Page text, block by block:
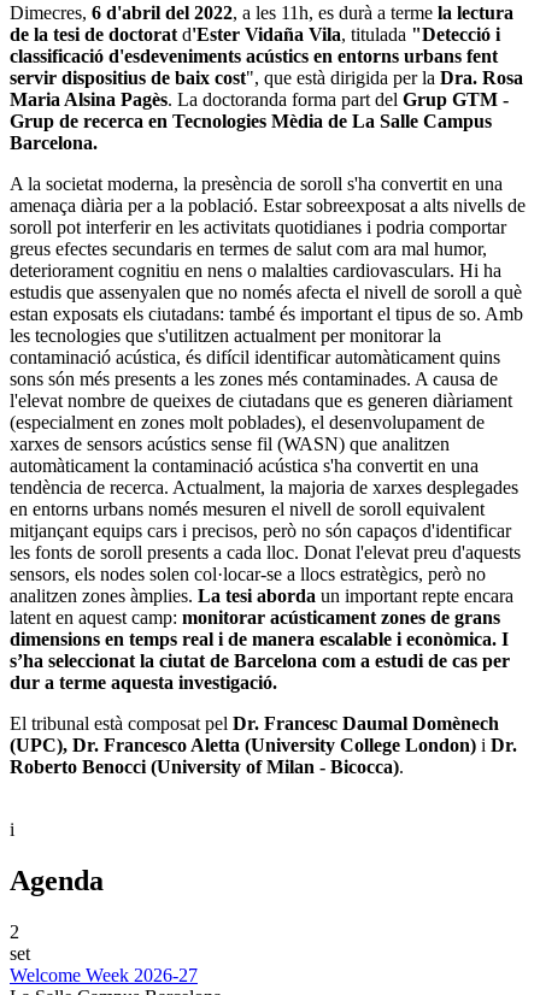
Dimecres, 6 d'abril del 2022, a les 11h, es durà a terme la lectura
de la tesi de doctorat d'Ester Vidaña Vila, titulada "Detecció i
classificació d'esdeveniments acústics en entorns urbans fent
servir dispositius de baix cost", que està dirigida per la Dra. Rosa
Maria Alsina Pagès. La doctoranda forma part del Grup GTM -
Grup de recerca en Tecnologies Mèdia de La Salle Campus
Barcelona.
A la societat moderna, la presència de soroll s'ha convertit en una
amenaça diària per a la població. Estar sobreexposat a alts nivells de
soroll pot interferir en les activitats quotidianes i podria comportar
greus efectes secundaris en termes de salut com ara mal humor,
deteriorament cognitiu en nens o malalties cardiovasculars. Hi ha
estudis que assenyalen que no només afecta el nivell de soroll a què
estan exposats els ciutadans: també és important el tipus de so. Amb
les tecnologies que s'utilitzen actualment per monitorar la
contaminació acústica, és difícil identificar automàticament quins
sons són més presents a les zones més contaminades. A causa de
l'elevat nombre de queixes de ciutadans que es generen diàriament
(especialment en zones molt poblades), el desenvolupament de
xarxes de sensors acústics sense fil (WASN) que analitzen
automàticament la contaminació acústica s'ha convertit en una
tendència de recerca. Actualment, la majoria de xarxes desplegades
en entorns urbans només mesuren el nivell de soroll equivalent
mitjançant equips cars i precisos, però no són capaços d'identificar
les fonts de soroll presents a cada lloc. Donat l'elevat preu d'aquests
sensors, els nodes solen col·locar-se a llocs estratègics, però no
analitzen zones àmplies. La tesi aborda un important repte encara
latent en aquest camp: monitorar acústicament zones de grans
dimensions en temps real i de manera escalable i econòmica. I
s’ha seleccionat la ciutat de Barcelona com a estudi de cas per
dur a terme aquesta investigació.
El tribunal està composat pel Dr. Francesc Daumal Domènech
(UPC), Dr. Francesco Aletta (University College London) i Dr.
Roberto Benocci (University of Milan - Bicocca).
i
Agenda
2
set
Welcome Week 2026-27